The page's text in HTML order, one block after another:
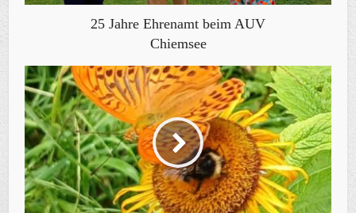
25 Jahre Ehrenamt beim AUV
Chiemsee